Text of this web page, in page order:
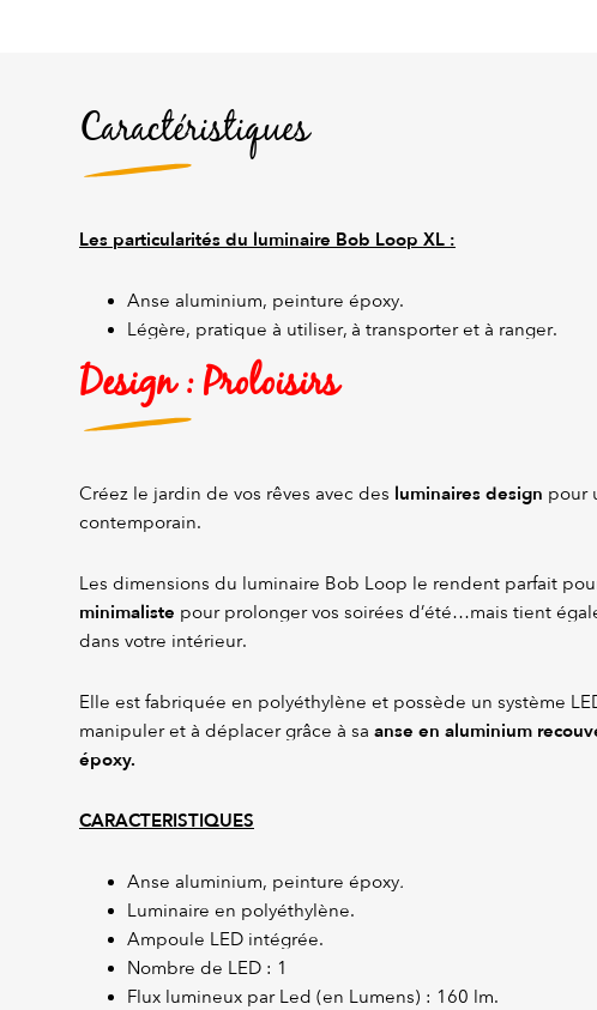
Caractéristiques
Les particularités du luminaire Bob Loop XL :
Anse aluminium, peinture époxy.
Légère, pratique à utiliser, à transporter et à ranger.
Design : Proloisirs
Créez le jardin de vos rêves avec des luminaires design pour
contemporain.
Les dimensions du luminaire Bob Loop le rendent parfait
minimaliste pour prolonger vos soirées d’été…mais tient
dans votre intérieur.
Elle est fabriquée en polyéthylène et possède un système
manipuler et à déplacer grâce à sa anse en aluminium
époxy.
CARACTERISTIQUES
Anse aluminium, peinture époxy.
Luminaire en polyéthylène.
Ampoule LED intégrée.
Nombre de LED : 1
Flux lumineux par Led (en Lumens) : 160 lm.